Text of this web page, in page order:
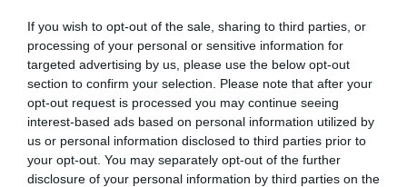
If you wish to opt-out of the sale, sharing to third parties, or
processing of your personal or sensitive information for
targeted advertising by us, please use the below opt-out
section to confirm your selection. Please note that after your
opt-out request is processed you may continue seeing
interest-based ads based on personal information utilized by
us or personal information disclosed to third parties prior to
your opt-out. You may separately opt-out of the further
disclosure of your personal information by third parties on the
retorno real con su presencia”, aseveró el presidente de
CloserStill Media
Grandes apuestas de Infarma Madrid 2026
Esta nueva edición se apoya en la calidad y excelencia
de los contenidos que se van a abordar durante los tres
días que dura el congreso. Por ello, entre sus
propuestas, cuenta con 50sesiones, una treintena de